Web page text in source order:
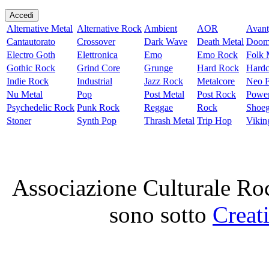
Alternative Metal Alternative Rock Ambient AOR
Cantautorato
Crossover Dark Wave Death Metal
Electro Goth
Elettronica Emo Emo Rock
Folk
Gothic Rock
Grind Core Grunge Hard Rock
Indie Rock
Industrial Jazz Rock Metalcore
Neo
Nu Metal
Pop Post Metal Post Rock
Psychedelic Rock Punk Rock Reggae Rock
Stoner
Synth Pop Thrash Metal Trip Hop
Associazione Culturale
sono sotto